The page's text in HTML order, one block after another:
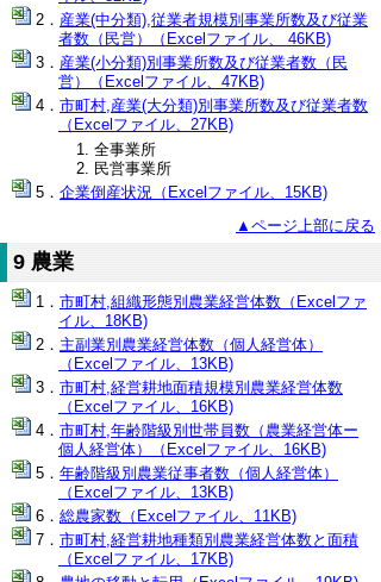
産業(中分類),従業者規模別事業所数及び従業
者数（民営）（Excelファイル、 46KB)
産業(小分類)別事業所数及び従業者数（民
営）（Excelファイル、47KB)
市町村,産業(大分類)別事業所数及び従業者数
（Excelファイル、27KB)
全事業所
民営事業所
企業倒産状況（Excelファイル、15KB)
▲ページ上部に戻る
9 農業
市町村,組織形態別農業経営体数（Excelファ
イル、18KB)
主副業別農業経営体数（個人経営体）
（Excelファイル、13KB)
市町村,経営耕地面積規模別農業経営体数
（Excelファイル、16KB)
市町村,年齢階級別世帯員数（農業経営体ー
個人経営体）（Excelファイル、16KB)
年齢階級別農業従事者数（個人経営体）
（Excelファイル、13KB)
総農家数（Excelファイル、11KB)
市町村,経営耕地種類別農業経営体数と面積
（Excelファイル、17KB)